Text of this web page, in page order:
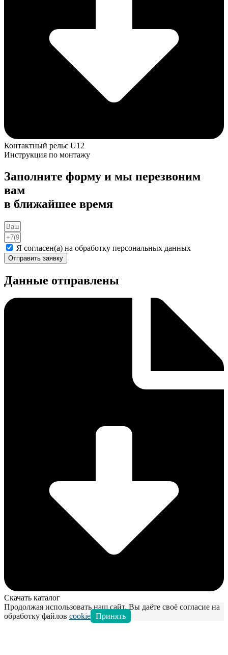
Контактный рельс U12
Инструкция по монтажу
Заполните форму и мы перезвоним
вам
в ближайшее время
Я согласен(а) на обработку персональных данных
Отправить заявку
Данные отправлены
Скачать каталог
Продолжая использовать наш сайт, Вы даёте своё согласие на
обработку файлов cookie Принять